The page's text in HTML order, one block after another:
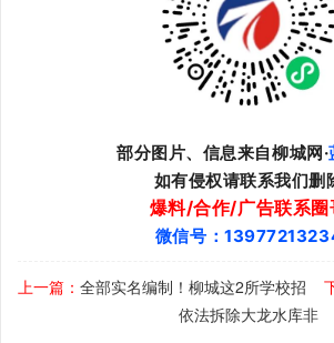
部分图片、信息来自柳城网·
如有侵权请联系我们删
爆料/合作/广告联系圈
微信号：
上一篇： 全部实名编制！柳城这2所学校招
依法拆除大龙水库非